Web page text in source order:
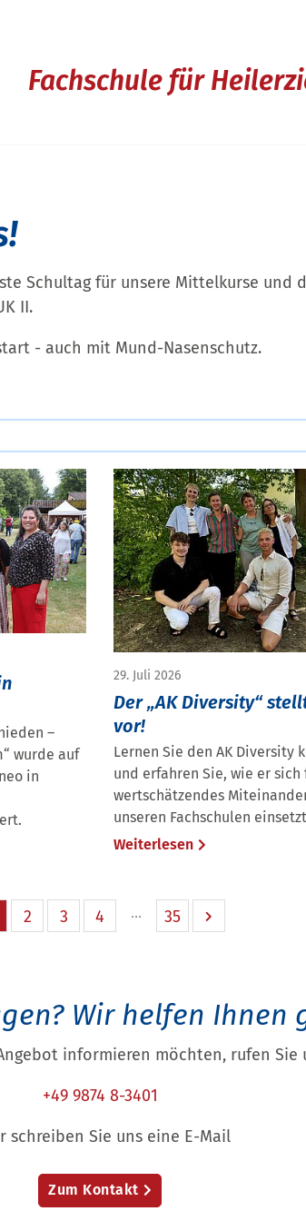
Fachschule für
Schultag für unsere Mittelkurse und
II.
- auch mit Mund-Nasenschutz.
–
wurde auf
in
29. Juli 2026
Der „AK Diversity“
vor!
Lernen Sie den AK Diversity
und erfahren Sie, wie er sich
wertschätzendes
unseren Fachschulen
Weiterlesen
2 3 4 35
Wir helfen Ihnen
informieren möchten, rufen Sie
+49 9874 8-3401
schreiben Sie uns eine E-Mail
Zum Kontakt